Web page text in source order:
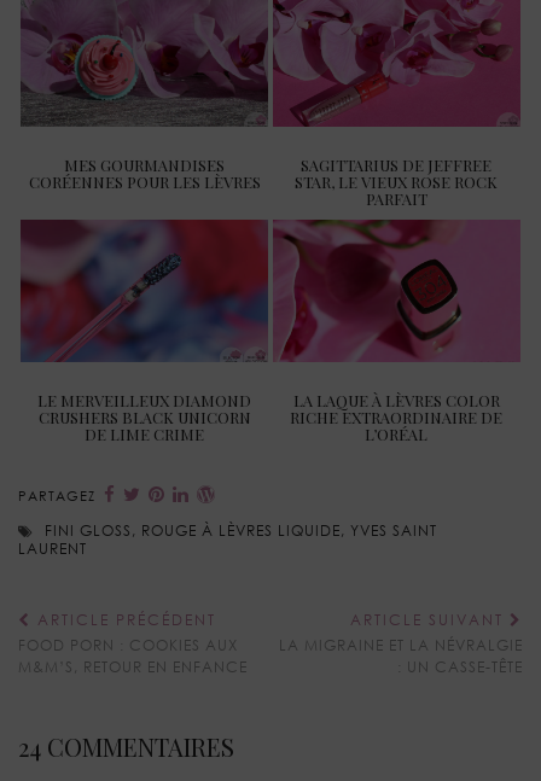
MES GOURMANDISES
CORÉENNES POUR LES LÈVRES
SAGITTARIUS DE JEFFREE
STAR, LE VIEUX ROSE ROCK
PARFAIT
LE MERVEILLEUX DIAMOND
CRUSHERS BLACK UNICORN
DE LIME CRIME
LA LAQUE À LÈVRES COLOR
RICHE EXTRAORDINAIRE DE
L’ORÉAL
PARTAGEZ
FINI GLOSS , ROUGE À LÈVRES LIQUIDE, YVES SAINT
LAURENT
ARTICLE PRÉCÉDENT
FOOD PORN : COOKIES AUX
M&M’S, RETOUR EN ENFANCE
ARTICLE SUIVANT
LA MIGRAINE ET LA NÉVRALGIE
: UN CASSE-TÊTE
24 COMMENTAIRES